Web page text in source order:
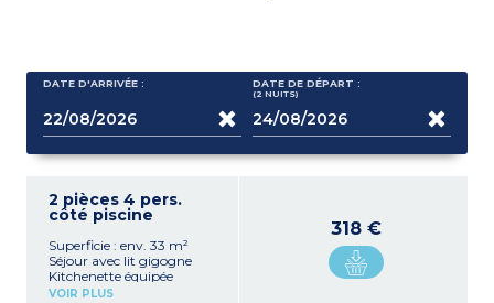
DATE D'ARRIVÉE : DATE DE DÉPART :
(2 NUITS)
2 pièces 4 pers.
côté piscine
Superficie : env. 33 m²
Séjour avec lit gigogne
Kitchenette équipée
(plaque vitrocéramique 4
VOIR PLUS
318 €